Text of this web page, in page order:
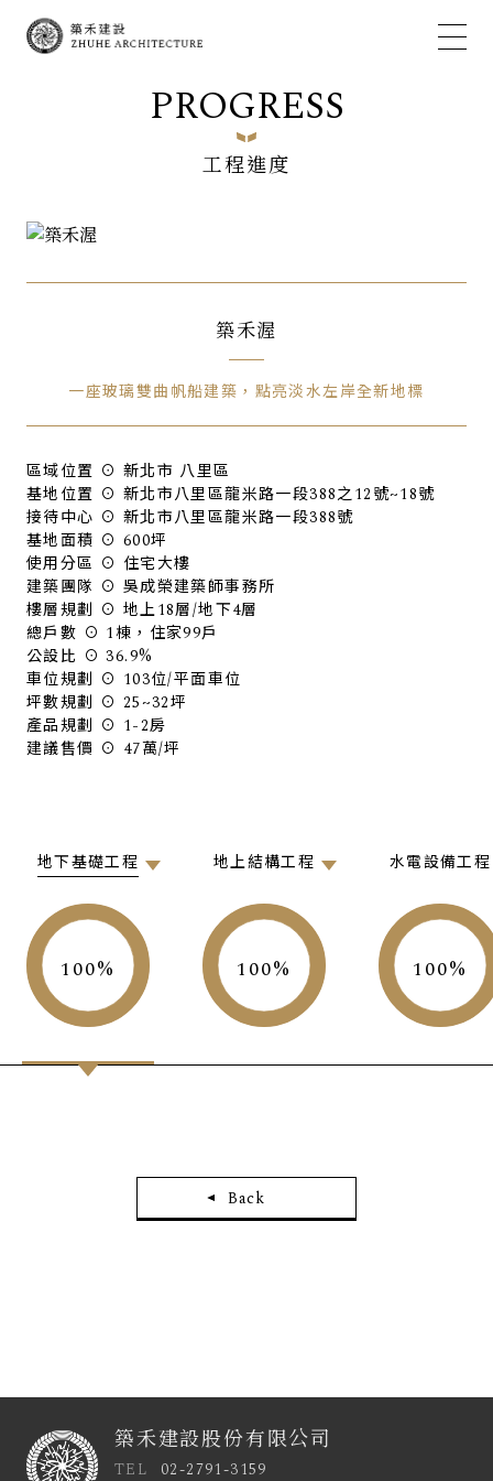
PROGRESS
工程進度
築禾渥
一座玻璃雙曲帆船建築，點亮淡水左岸全新地標
區域位置 ⊙ 新北市 八里區
基地位置 ⊙ 新北市八里區龍米路一段388之12號~18號
接待中心 ⊙ 新北市八里區龍米路一段388號
基地面積 ⊙ 600坪
使用分區 ⊙ 住宅大樓
建築團隊 ⊙ 吳成榮建築師事務所
樓層規劃 ⊙ 地上18層/地下4層
總戶數 ⊙ 1棟，住家99戶
公設比 ⊙ 36.9%
車位規劃 ⊙ 103位/平面車位
坪數規劃 ⊙ 25~32坪
產品規劃 ⊙ 1-2房
建議售價 ⊙ 47萬/坪
地下基礎工程
100
地上結構工程
100
水電設備工程
100
Back
築禾建設股份有限公司
TEL 02-2791-3159